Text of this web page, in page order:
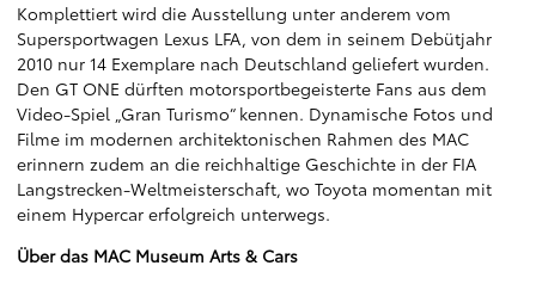
Komplettiert wird die Ausstellung unter anderem vom
Supersportwagen Lexus LFA, von dem in seinem Debütjahr
2010 nur 14 Exemplare nach Deutschland geliefert wurden.
Den GT ONE dürften motorsportbegeisterte Fans aus dem
Video-Spiel „Gran Turismo“ kennen. Dynamische Fotos und
Filme im modernen architektonischen Rahmen des MAC
erinnern zudem an die reichhaltige Geschichte in der FIA
Langstrecken-Weltmeisterschaft, wo Toyota momentan mit
einem Hypercar erfolgreich unterwegs.
Über das MAC Museum Arts & Cars